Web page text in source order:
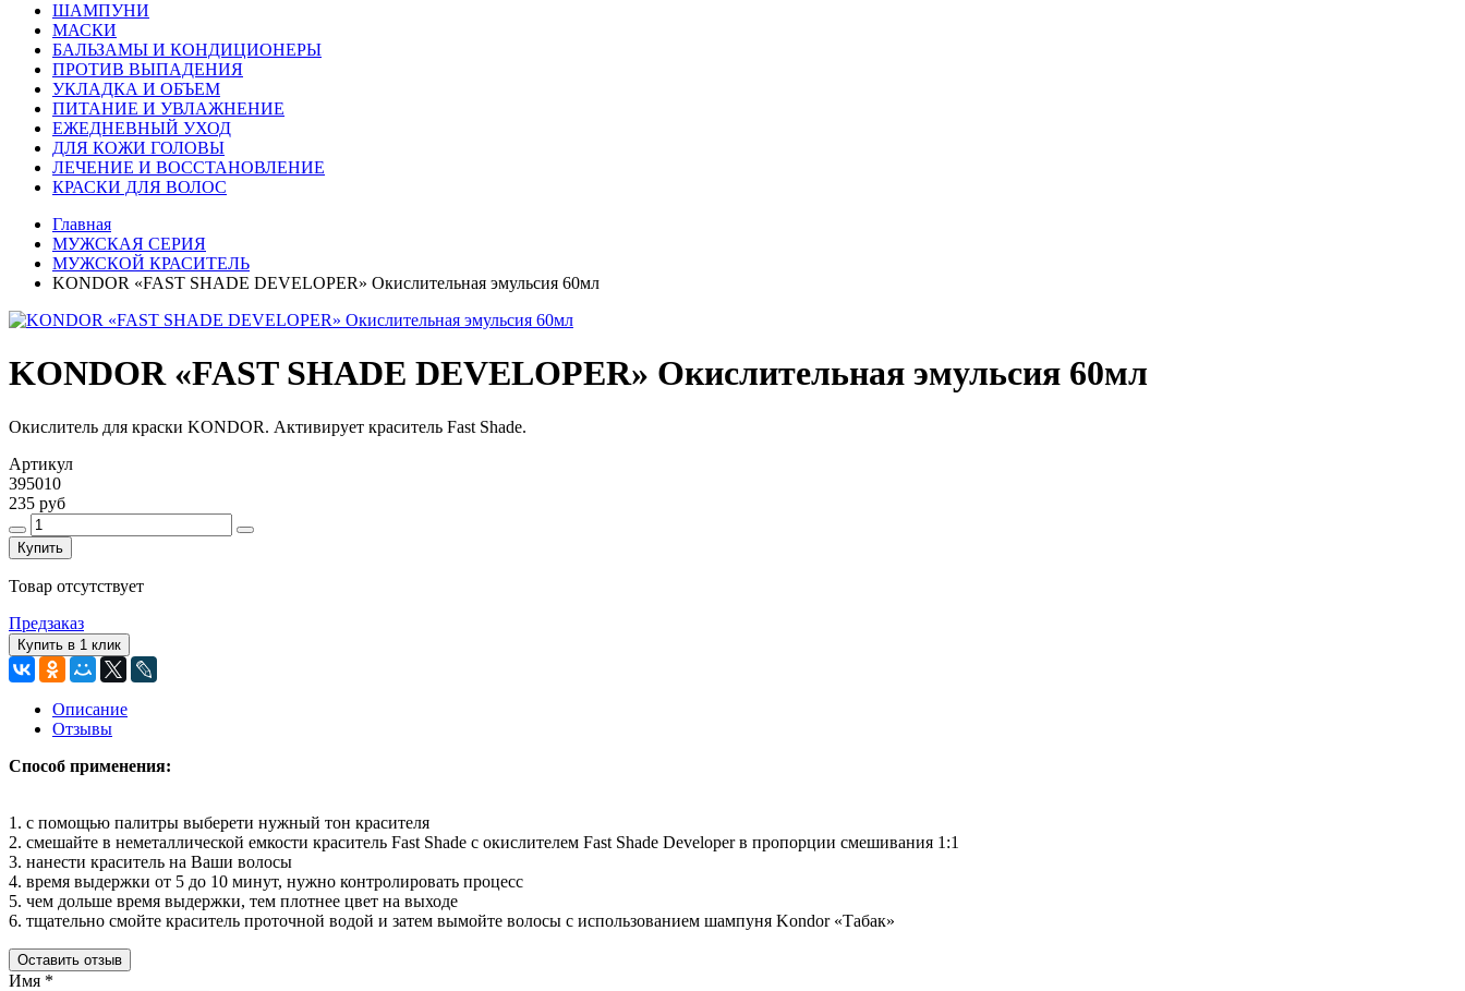
ШАМПУНИ
МАСКИ
БАЛЬЗАМЫ И КОНДИЦИОНЕРЫ
ПРОТИВ ВЫПАДЕНИЯ
УКЛАДКА И ОБЪЕМ
ПИТАНИЕ И УВЛАЖНЕНИЕ
ЕЖЕДНЕВНЫЙ УХОД
ДЛЯ КОЖИ ГОЛОВЫ
ЛЕЧЕНИЕ И ВОССТАНОВЛЕНИЕ
КРАСКИ ДЛЯ ВОЛОС
Главная
МУЖСКАЯ СЕРИЯ
МУЖСКОЙ КРАСИТЕЛЬ
KONDOR «FAST SHADE DEVELOPER» Окислительная эмульсия 60мл
KONDOR «FAST SHADE DEVELOPER» Окислительная эмульсия 60мл
Окислитель для краски KONDOR. Активирует краситель Fast Shade.
Артикул
395010
235 руб
Купить
Товар отсутствует
Предзаказ
Купить в 1 клик
Описание
Отзывы
Способ применения:
1. с помощью палитры выберети нужный тон красителя
2. смешайте в неметаллической емкости краситель Fast Shade с окислителем Fast Shade Developer в пропорции смешивания 1:1
3. нанести краситель на Ваши волосы
4. время выдержки от 5 до 10 минут, нужно контролировать процесс
5. чем дольше время выдержки, тем плотнее цвет на выходе
6. тщательно смойте краситель проточной водой и затем вымойте волосы с использованием шампуня Kondor «Табак»
Оставить отзыв
Имя *